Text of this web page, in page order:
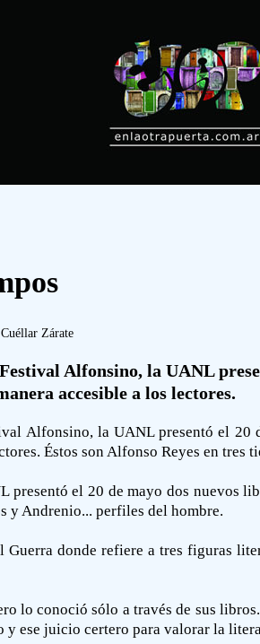
Zárate
Alfonsino, la UANL
accesible a los lectores.
Alfonsino, la UANL presentó el
Éstos son Alfonso Reyes en tres
el 20 de mayo dos nuevos
y Andrenio... perfiles del hombre.
donde refiere a tres figuras
lo conoció sólo a través de sus
ese juicio certero para valorar la